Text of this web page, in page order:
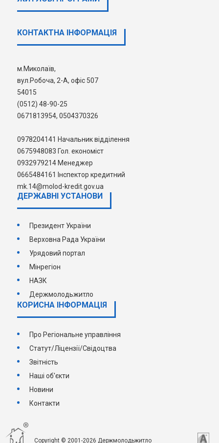
НЕХАЙ НАСТУПНИМ КРОКОМ СТАНЕ
ВЛАСНІЙ ДОМІВЦІ!
КОНТАКТНА ІНФОРМАЦІЯ
м.Миколаїв,
вул.Робоча, 2-А, офіс 507
54015
(0512) 48-90-25
0671813954, 0504370326
0978204141 Начальник відділення
0675948083 Гол. економіст
0932979214 Менеджер
0665484161 Інспектор кредитний
mk.14@molod-kredit.gov.ua
ДЕРЖАВНI УСТАНОВИ
Президент України
Верховна Рада України
Урядовий портал
Мінрегіон
НАЗК
Держмолодьжитло
КОРИСНА ІНФОРМАЦІЯ
Про Регіональне управління
Статут/Ліцензії/Свідоцтва
Звітність
Наші об'єкти
Новини
Контакти
Copyright © 2001-2026 Держмолодьжитло